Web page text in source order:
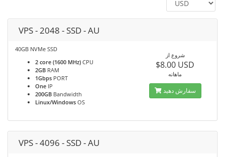
VPS - 2048 - SSD - AU
40GB NVMe SSD
2 core (1600 MHz) CPU
2GB RAM
1Gbps PORT
One IP
200GB Bandwidth
Linux/Windows OS
شروع از
$8.00 USD
ماهانه
سفارش دهید
VPS - 4096 - SSD - AU